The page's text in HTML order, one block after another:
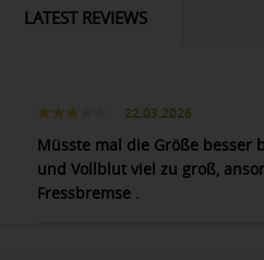
LATEST REVIEWS
22.03.2026
Müsste mal die Größe besser
und Vollblut viel zu groß,
Fressbremse .